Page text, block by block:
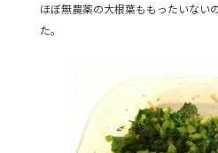
ほぼ無農薬の大根葉ももったいない
た。